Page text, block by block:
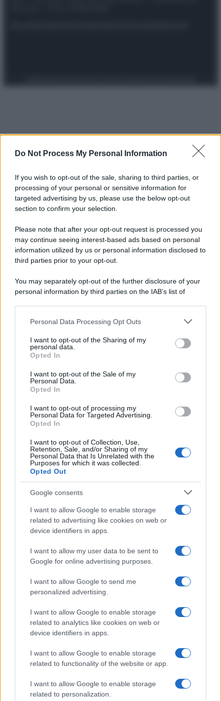
Do Not Process My Personal Information
If you wish to opt-out of the sale, sharing to third parties, or
processing of your personal or sensitive information for
targeted advertising by us, please use the below opt-out
section to confirm your selection.
Please note that after your opt-out request is processed you
may continue seeing interest-based ads based on personal
information utilized by us or personal information disclosed to
third parties prior to your opt-out.
You may separately opt-out of the further disclosure of your
personal information by third parties on the IAB’s list of
This information may also be disclosed by us to third parties
disclose it to other third parties.
Please note that this website/app uses one or more Google
services and may gather and store information including but
not limited to your visit or usage behaviour. You may click to
grant or deny consent to Google and its third-party tags to
consent section.
Personal Data Processing Opt Outs
I want to opt-out of the Sharing of my
personal data.
Opted In
I want to opt-out of the Sale of my
Personal Data.
Opted In
I want to opt-out of processing my
Personal Data for Targeted Advertising.
Opted In
I want to opt-out of Collection, Use,
Retention, Sale, and/or Sharing of my
Personal Data that Is Unrelated with the
Purposes for which it was collected.
Opted Out
Google consents
I want to allow Google to enable storage
related to advertising like cookies on web or
device identifiers in apps.
I want to allow my user data to be sent to
Google for online advertising purposes.
I want to allow Google to send me
personalized advertising.
I want to allow Google to enable storage
related to analytics like cookies on web or
device identifiers in apps.
I want to allow Google to enable storage
related to functionality of the website or app.
I want to allow Google to enable storage
related to personalization.